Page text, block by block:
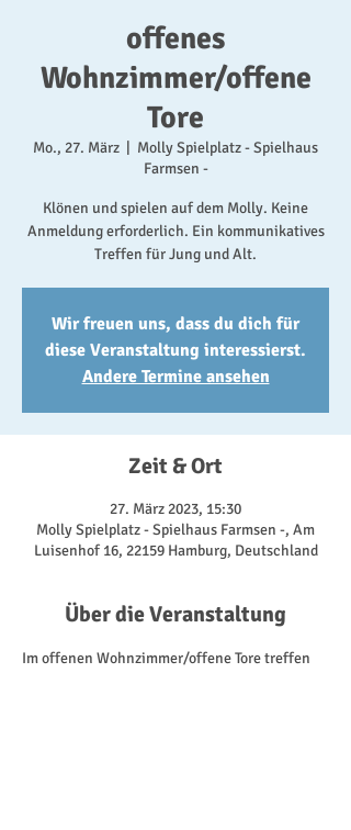
offenes
Wohnzimmer/offene
Tore
Mo., 27. März
Molly Spielplatz - Spielhaus
Farmsen -
Klönen und spielen auf dem Molly. Keine
Anmeldung erforderlich. Ein kommunikatives
Treffen für Jung und Alt.
Wir freuen uns, dass du dich für
diese Veranstaltung interessierst.
Andere Termine ansehen
Zeit & Ort
27. März 2023, 15:30
Molly Spielplatz - Spielhaus Farmsen -, Am
Luisenhof 16, 22159 Hamburg, Deutschland
Über die Veranstaltung
Im offenen Wohnzimmer/offene Tore treffen